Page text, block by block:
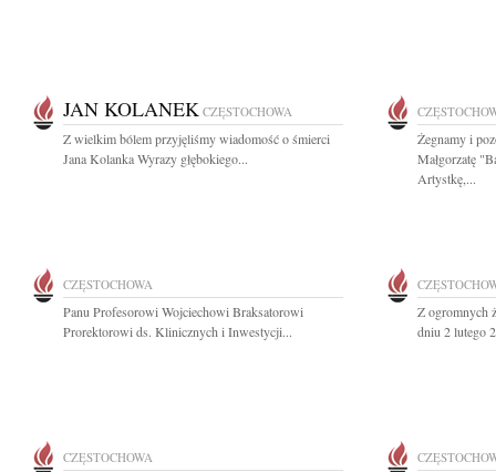
JAN KOLANEK CZĘSTOCHOWA
Z wielkim bólem przyjęliśmy wiadomość o śmierci
Jana Kolanka Wyrazy głębokiego...
Żegnamy i
Małgorzatę
Artystkę,...
CZĘSTOCHOWA
Panu Profesorowi Wojciechowi Braksatorowi
Prorektorowi ds. Klinicznych i Inwestycji...
Z ogromnych
dniu 2 lutego
CZĘSTOCHOWA